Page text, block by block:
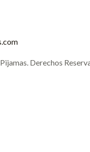
Derechos